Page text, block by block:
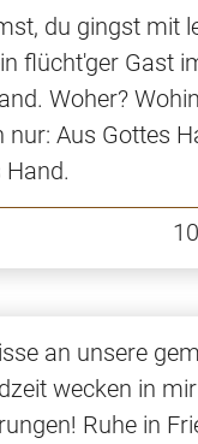
du gingst mit
flücht'ger Gast
Woher?
nur: Aus Gottes
Hand.
an unsere
wecken in mir
Ruhe in